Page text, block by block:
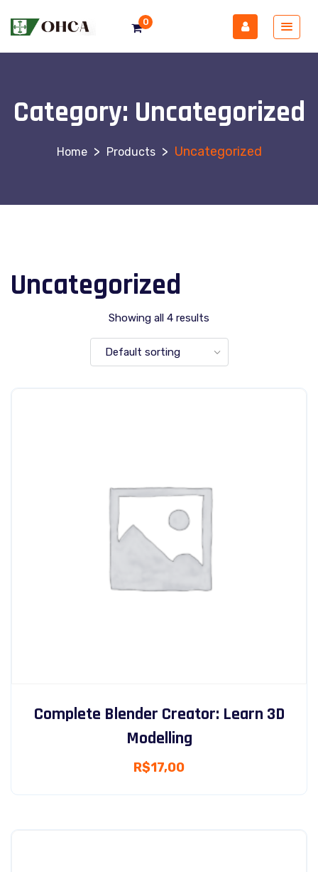
0
Category: Uncategorized
> Products > Uncategorized
Uncategorized
Showing all 4 results
Complete Blender Creator: Learn 3D
Modelling
R$17,00